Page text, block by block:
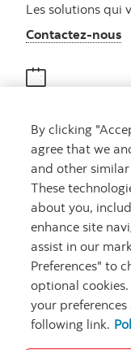
Les solutions qui
Contactez-nous
Rencontrez un
Prenez rendez-
Carrières Ma banque
By clicking
agree that we
and other
These
about you,
enhance site
assist in our
Preferences" to
optional
your
following link.